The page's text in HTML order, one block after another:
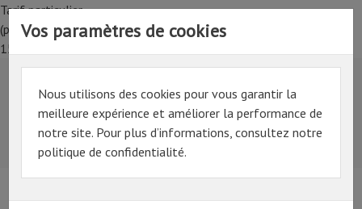
Tarif particulier,
(professionnel, connectez-vous pour bénéficier de la remise de
15%)
Tarif particulier,
(professionnel, connectez-vous pour bénéficier de la
remise de 15%)
07 69 94 13 47
Vos paramètres de cookies
Nous utilisons des cookies pour vous garantir la
meilleure expérience et améliorer la performance de
notre site. Pour plus d’informations, consultez notre
politique de confidentialité.